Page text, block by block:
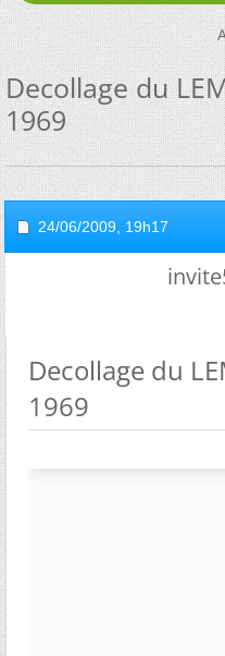
Decollage du
1969
24/06/2009, 19h17
Decollage du
1969